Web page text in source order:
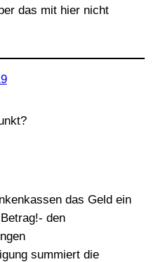
das mit hier nicht
das Geld ein
den
summiert die